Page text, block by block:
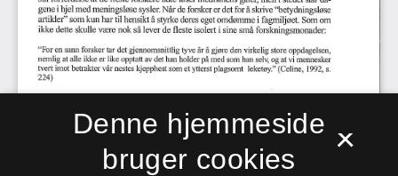
×
Denne hjemmeside
bruger cookies